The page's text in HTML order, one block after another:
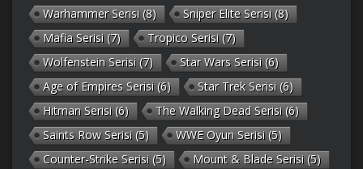
Warhammer Serisi (8) Sniper Elite Serisi (8)
Mafia Serisi (7) Tropico Serisi (7)
Wolfenstein Serisi (7) Star Wars Serisi (6)
Age of Empires Serisi (6) Star Trek Serisi (6)
Hitman Serisi (6) The Walking Dead Serisi (6)
Saints Row Serisi (5) WWE Oyun Serisi (5)
Counter-Strike Serisi (5) Mount & Blade Serisi (5)